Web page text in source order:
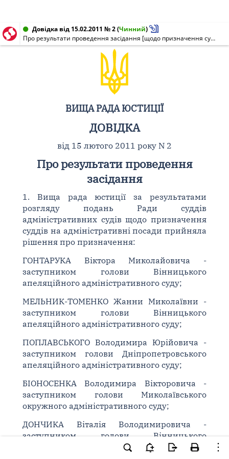
Довідка від 15.02.2011 № 2(Чинний)
Про результати проведення засідання [щодо призначення суддів на адміністративні посади]
ВИЩА РАДА ЮСТИЦІЇ
ДОВІДКА
від 15 лютого 2011 року N 2
Про результати проведення
засідання
1. Вища рада юстиції за результатами
розгляду подань Ради суддів
адміністративних судів щодо призначення
суддів на адміністративні посади прийняла
рішення про призначення:
ГОНТАРУКА Віктора Миколайовича -
заступником голови Вінницького
апеляційного адміністративного суду;
МЕЛЬНИК-ТОМЕНКО Жанни Миколаївни -
заступником голови Вінницького
апеляційного адміністративного суду;
ПОПЛАВСЬКОГО Володимира Юрійовича -
заступником голови Дніпропетровського
апеляційного адміністративного суду;
БІОНОСЕНКА Володимира Вікторовича -
заступником голови Миколаївського
окружного адміністративного суду;
ДОНЧИКА Віталія Володимировича -
заступником голови Вінницького
окружного адміністративного суду;